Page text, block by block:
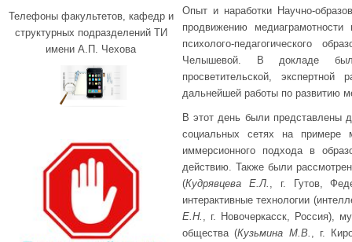
Телефоны факультетов, кафедр и
структурных подразделений ТИ
имени А.П. Чехова
Опыт и наработки Научно-
продвижению
психолого-педагогического
Челышевой. В докладе были
просветительской,
дальнейшей работы по развитию
В этот день были представлены
социальных сетях на примере
иммерсионного подхода в
действию. Также были
(Кудрявцева Е.Л. , г. Гутов,
интерактивные технологии
Е.Н. , г. Новочеркасск, Россия),
общества (Кузьмина М.В. , г.